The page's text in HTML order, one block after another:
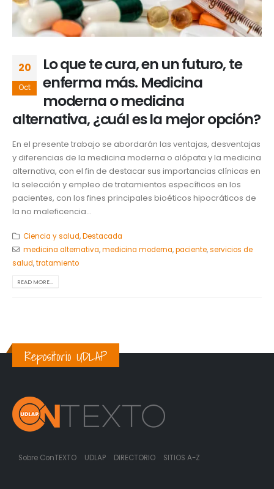
20
Oct
Lo que te cura, en un futuro, te
enferma más. Medicina
moderna o medicina
alternativa, ¿cuál es la mejor opción?
En el presente trabajo se abordarán las ventajas, desventajas
y diferencias de la medicina moderna o alópata y la medicina
alternativa, con el fin de destacar sus importancias clínicas en
la selección y empleo de tratamientos específicos en los
pacientes, con los fines principales bioéticos hipocráticos de
la no maleficencia...
Ciencia y salud,Destacada
medicina alternativa,medicina moderna,paciente,servicios de
salud,tratamiento
READ MORE...
Repositorio UDLAP
Sobre ConTEXTO UDLAP DIRECTORIO SITIOS A-Z